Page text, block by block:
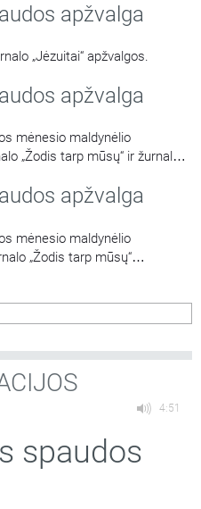
apžvalga
„Jėzuitai“ apžvalgos.
apžvalga
mėnesio maldynėlio
„Žodis tarp mūsų“ ir žurnalo
apžvalga
mėnesio maldynėlio
„Žodis tarp mūsų“
4:51
spaudos